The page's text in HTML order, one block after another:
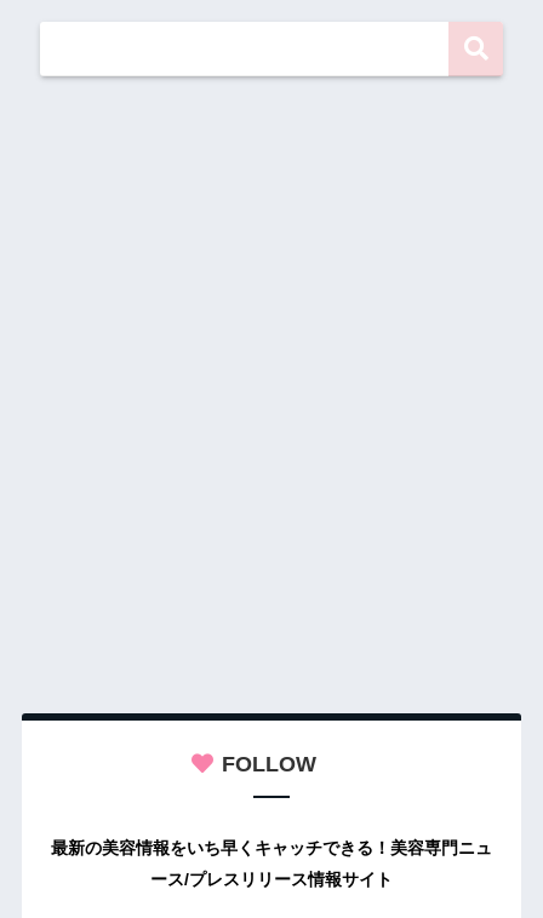
FOLLOW
最新の美容情報をいち早くキャッチできる！美容専門ニュ
ース/プレスリリース情報サイト